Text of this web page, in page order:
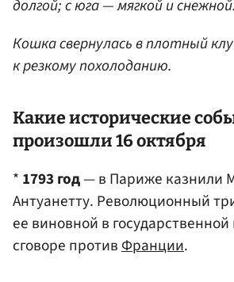
долгой; с юга — мягкой и снежной.
Кошка свернулась в плотный
к резкому похолоданию.
Какие исторические
произошли 16 октября
* 1793 год— в Париже казнили
Антуанетту. Революционный
ее виновной в
сговоре противФранции.